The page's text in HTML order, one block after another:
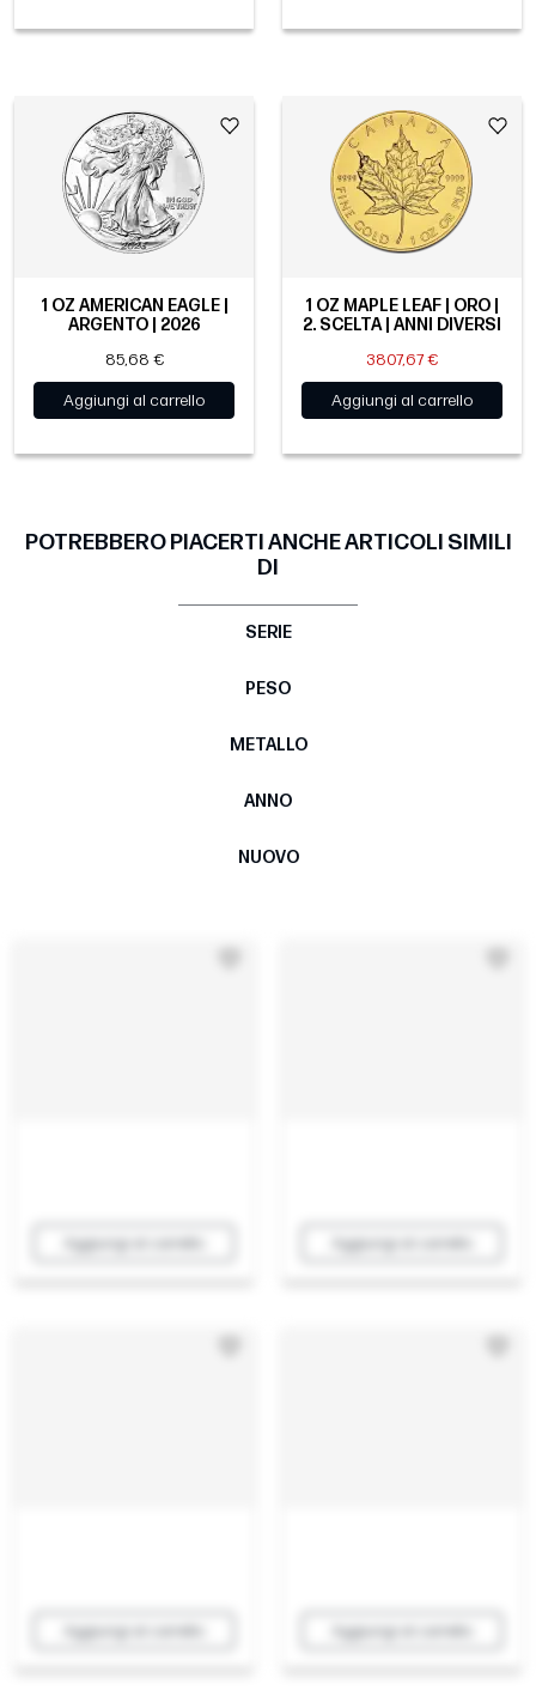
1 OZ AMERICAN EAGLE |
ARGENTO | 2026
85,68 €
Aggiungi al carrello
1 OZ MAPLE LEAF | ORO |
2. SCELTA | ANNI DIVERSI
3807,67 €
Aggiungi al carrello
POTREBBERO PIACERTI ANCHE ARTICOLI SIMILI
DI
SERIE
PESO
METALLO
ANNO
NUOVO
Aggiungi al carrello Aggiungi al carrello
Aggiungi al carrello Aggiungi al carrello